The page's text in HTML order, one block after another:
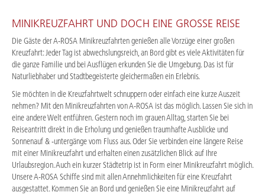
MINIKREUZFAHRT UND DOCH EINE GROSSE REISE
Die Gäste der A-ROSA Minikreuzfahrten genießen alle Vorzüge einer großen
Kreuzfahrt: Jeder Tag ist abwechslungsreich, an Bord gibt es viele Aktivitäten für
die ganze Familie und bei Ausflügen erkunden Sie die Umgebung. Das ist für
Naturliebhaber und Stadtbegeisterte gleichermaßen ein Erlebnis.
Sie möchten in die Kreuzfahrtwelt schnuppern oder einfach eine kurze Auszeit
nehmen? Mit den Minikreuzfahrten von A-ROSA ist das möglich. Lassen Sie sich in
eine andere Welt entführen. Gestern noch im grauen Alltag, starten Sie bei
Reiseantritt direkt in die Erholung und genießen traumhafte Ausblicke und
Sonnenauf & -untergänge vom Fluss aus. Oder Sie verbinden eine längere Reise
mit einer Minikreuzfahrt und erhalten einen zusätzlichen Blick auf Ihre
Urlaubsregion. Auch ein kurzer Städtetrip ist in Form einer Minikreuzfahrt möglich.
Unsere A-ROSA Schiffe sind mit allen Annehmlichkeiten für eine Kreuzfahrt
ausgestattet. Kommen Sie an Bord und genießen Sie eine Minikreuzfahrt auf